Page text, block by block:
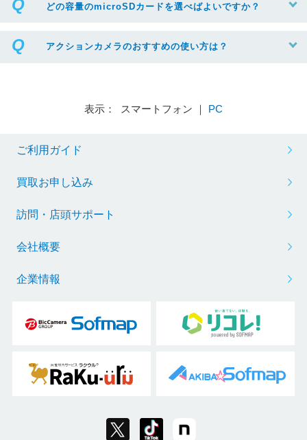
どの容量のmicroSDカードを選べばよいですか？
アクションカメラのおすすめの使い方は？
表示： スマートフォン ｜ PC
ご利用ガイド
買取お申し込み
訪問・店頭サポート
会社概要
企業情報